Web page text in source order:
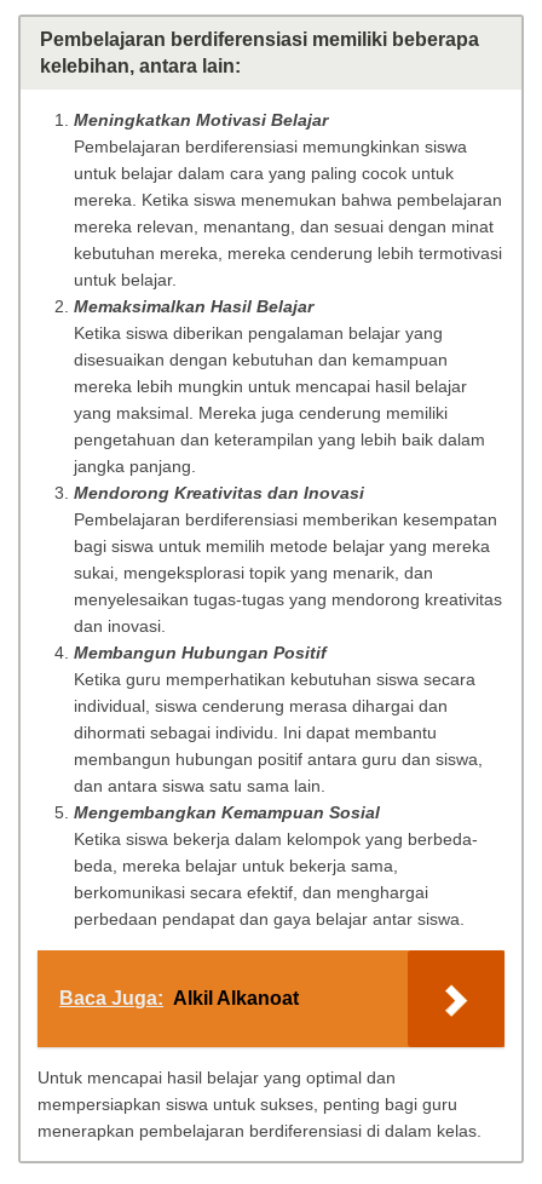
Pembelajaran berdiferensiasi memiliki beberapa
kelebihan, antara lain:
Meningkatkan Motivasi Belajar
Pembelajaran berdiferensiasi memungkinkan siswa
untuk belajar dalam cara yang paling cocok untuk
mereka. Ketika siswa menemukan bahwa pembelajaran
mereka relevan, menantang, dan sesuai dengan minat
kebutuhan mereka, mereka cenderung lebih termotivasi
untuk belajar.
Memaksimalkan Hasil Belajar
Ketika siswa diberikan pengalaman belajar yang
disesuaikan dengan kebutuhan dan kemampuan
mereka lebih mungkin untuk mencapai hasil belajar
yang maksimal. Mereka juga cenderung memiliki
pengetahuan dan keterampilan yang lebih baik dalam
jangka panjang.
Mendorong Kreativitas dan Inovasi
Pembelajaran berdiferensiasi memberikan kesempatan
bagi siswa untuk memilih metode belajar yang mereka
sukai, mengeksplorasi topik yang menarik, dan
menyelesaikan tugas-tugas yang mendorong kreativitas
dan inovasi.
Membangun Hubungan Positif
Ketika guru memperhatikan kebutuhan siswa secara
individual, siswa cenderung merasa dihargai dan
dihormati sebagai individu. Ini dapat membantu
membangun hubungan positif antara guru dan siswa,
dan antara siswa satu sama lain.
Mengembangkan Kemampuan Sosial
Ketika siswa bekerja dalam kelompok yang berbeda-
beda, mereka belajar untuk bekerja sama,
berkomunikasi secara efektif, dan menghargai
perbedaan pendapat dan gaya belajar antar siswa.
Baca Juga: Alkil Alkanoat
Untuk mencapai hasil belajar yang optimal dan
mempersiapkan siswa untuk sukses, penting bagi guru
menerapkan pembelajaran berdiferensiasi di dalam kelas.